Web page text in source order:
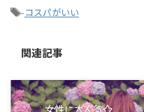
-コスパがいい
関連記事